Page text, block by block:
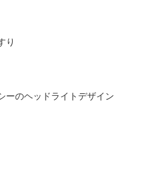
り
ーのヘッドライトデザイン